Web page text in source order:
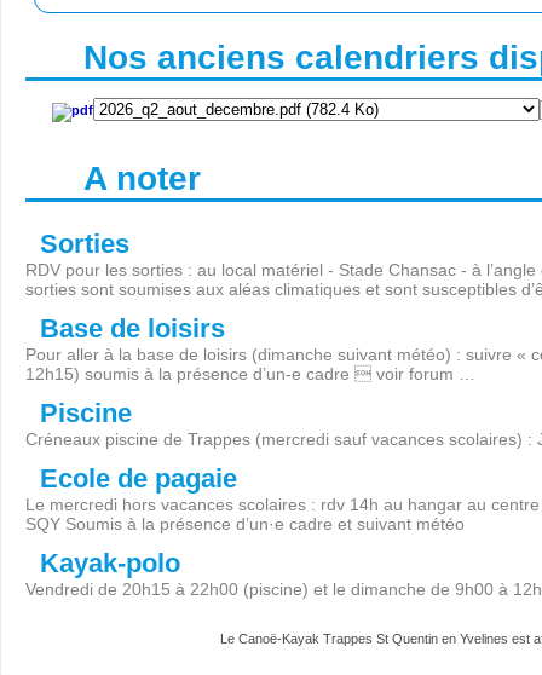
Nos anciens calendriers
A noter
Sorties
RDV pour les sorties : au local matériel - Stade Chansac - à
sorties sont soumises aux aléas climatiques et sont susceptibles
Base de loisirs
Pour aller à la base de loisirs (dimanche suivant météo) : suivre
12h15) soumis à la présence d’un-e cadre  voir forum …
Piscine
Créneaux piscine de Trappes (mercredi sauf vacances scolaires)
Ecole de pagaie
Le mercredi hors vacances scolaires : rdv 14h au hangar au
SQY Soumis à la présence d’un·e cadre et suivant météo
Kayak-polo
Vendredi de 20h15 à 22h00 (piscine) et le dimanche de 9h00 à
Le Canoë-Kayak Trappes St Quentin en Yvelines est